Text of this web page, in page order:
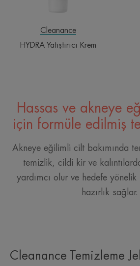
Cleanance
HYDRA Yatıştırıcı Krem
Hassas ve akneye
için formüle edilmiş
Akneye eğilimli cilt bakımında
temizlik, cildi kir ve
yardımcı olur ve hedefe yönelik
hazırlık sağlar.
Cleanance Temizleme